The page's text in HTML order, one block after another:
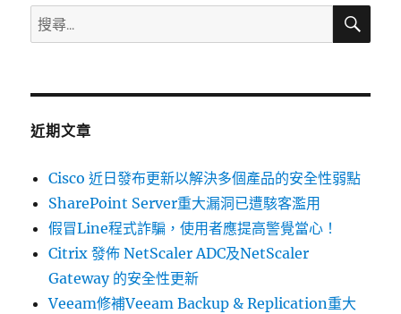
搜
尋
鍵
搜
近期文章
Cisco 近日發布更新以解決多個產品的安全性弱點
SharePoint Server重大漏洞已遭駭客濫用
假冒Line程式詐騙，使用者應提高警覺當心！
Citrix 發佈 NetScaler ADC及NetScaler
Gateway 的安全性更新
Veeam修補Veeam Backup & Replication重大